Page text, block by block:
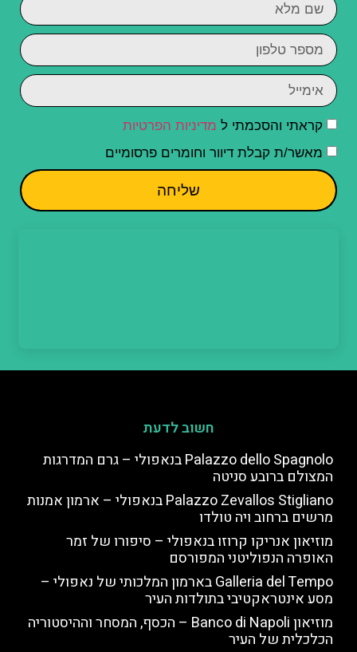
קראתי והסכמתי ל מדיניות הפרטיות
מאשר/ת קבלת דיוור וחומרים פרסומיים
שליחה
חשוב לדעת
Palazzo dello Spagnolo בנאפולי – גרם המדרגות
המצולם ברובע סניטה
Palazzo Zevallos Stigliano בנאפולי – ארמון אמנות
מרשים ברחוב ויה טולדו
מוזיאון אנריקו קרוזו בנאפולי – סיפורו של זמר
האופרה הנפוליטני המפורסם
Galleria del Tempo בארמון המלכותי של נאפולי –
מסע אינטראקטיבי בתולדות העיר
מוזיאון Banco di Napoli – הכסף, המסחר וההיסטוריה
הכלכלית של העיר